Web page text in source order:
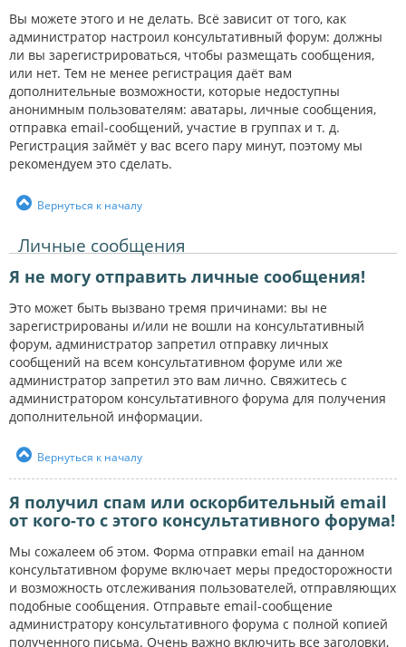
Вы можете этого и не делать. Всё зависит от того, как
администратор настроил консультативный форум: должны
ли вы зарегистрироваться, чтобы размещать сообщения,
или нет. Тем не менее регистрация даёт вам
дополнительные возможности, которые недоступны
анонимным пользователям: аватары, личные сообщения,
отправка email-сообщений, участие в группах и т. д.
Регистрация займёт у вас всего пару минут, поэтому мы
рекомендуем это сделать.
Вернуться к началу
Личные сообщения
Я не могу отправить личные сообщения!
Это может быть вызвано тремя причинами: вы не
зарегистрированы и/или не вошли на консультативный
форум, администратор запретил отправку личных
сообщений на всем консультативном форуме или же
администратор запретил это вам лично. Свяжитесь с
администратором консультативного форума для получения
дополнительной информации.
Вернуться к началу
Я получил спам или оскорбительный email
от кого-то с этого консультативного форума!
Мы сожалеем об этом. Форма отправки email на данном
консультативном форуме включает меры предосторожности
и возможность отслеживания пользователей, отправляющих
подобные сообщения. Отправьте email-сообщение
администратору консультативного форума с полной копией
полученного письма. Очень важно включить все заголовки,